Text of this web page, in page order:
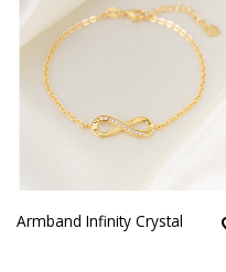
Armband Infinity Crystal